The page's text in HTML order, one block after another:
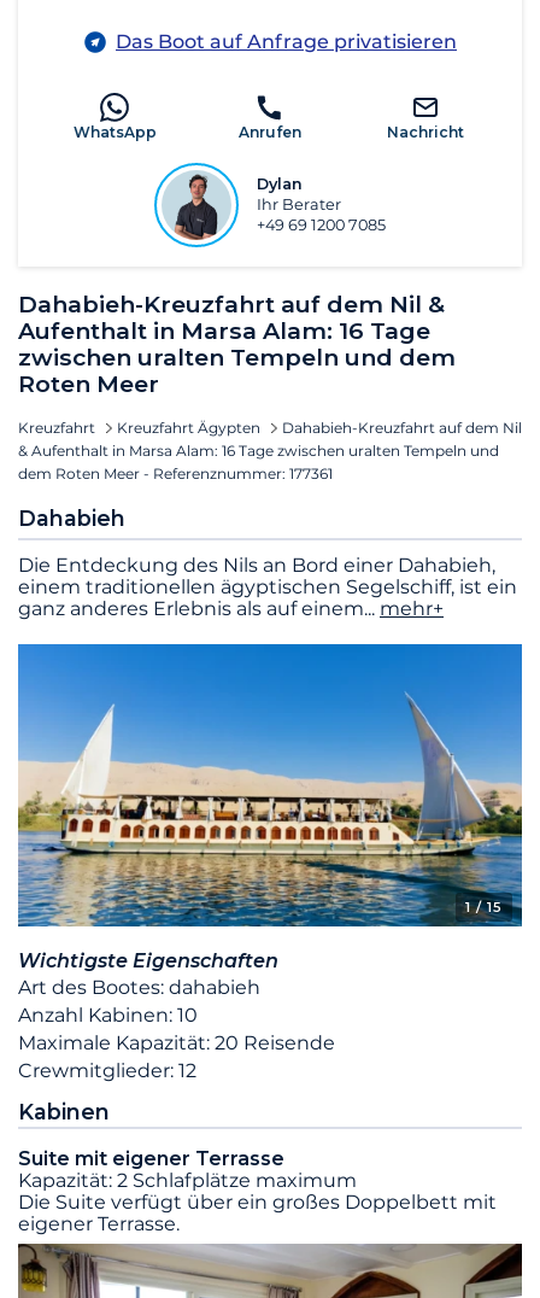
Dahabieh-Kreuzfahrt auf dem Nil &
Aufenthalt in Marsa Alam: 16 Tage
zwischen uralten Tempeln und dem
Roten Meer
Kreuzfahrt Kreuzfahrt Ägypten
Dahabieh-Kreuzfahrt auf dem Nil
& Aufenthalt in Marsa Alam: 16 Tage zwischen uralten Tempeln und
dem Roten Meer - Referenznummer: 177361
Dahabieh
Die Entdeckung des Nils an Bord einer Dahabieh,
einem traditionellen ägyptischen Segelschiff, ist ein
ganz anderes Erlebnis als auf einem... mehr+
1/ 15
Wichtigste Eigenschaften
Art des Bootes: dahabieh
Anzahl Kabinen: 10
Maximale Kapazität: 20 Reisende
Crewmitglieder: 12
Kabinen
Suite mit eigener Terrasse
Kapazität: 2 Schlafplätze maximum
Die Suite verfügt über ein großes Doppelbett mit
eigener Terrasse.
Das Boot auf Anfrage privatisieren
WhatsApp Anrufen Nachricht
Dylan
Ihr Berater
+49 69 1200 7085